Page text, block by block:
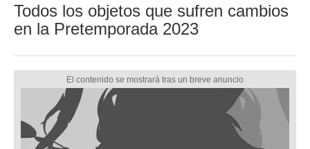
Todos los objetos que sufren cambios
en la Pretemporada 2023